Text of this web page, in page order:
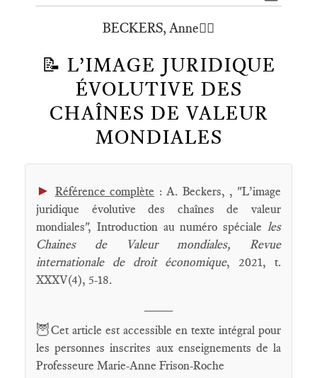
BECKERS, Anne🕴🏻
📝 L’IMAGE JURIDIQUE
ÉVOLUTIVE DES
CHAÎNES DE VALEUR
MONDIALES
► Référence complète : A. Beckers, , "L’image
juridique évolutive des chaînes de valeur
mondiales", Introduction au numéro spéciale les
Chaines de Valeur mondiales,
Revue
internationale de droit économique, 2021, t.
XXXV(4), 5-18.
🦉Cet article est accessible en texte intégral pour
les personnes inscrites aux enseignements de la
Professeure Marie-Anne Frison-Roche